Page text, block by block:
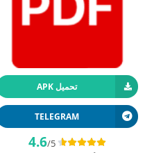
تحميل APK
TELEGRAM
4.6/5